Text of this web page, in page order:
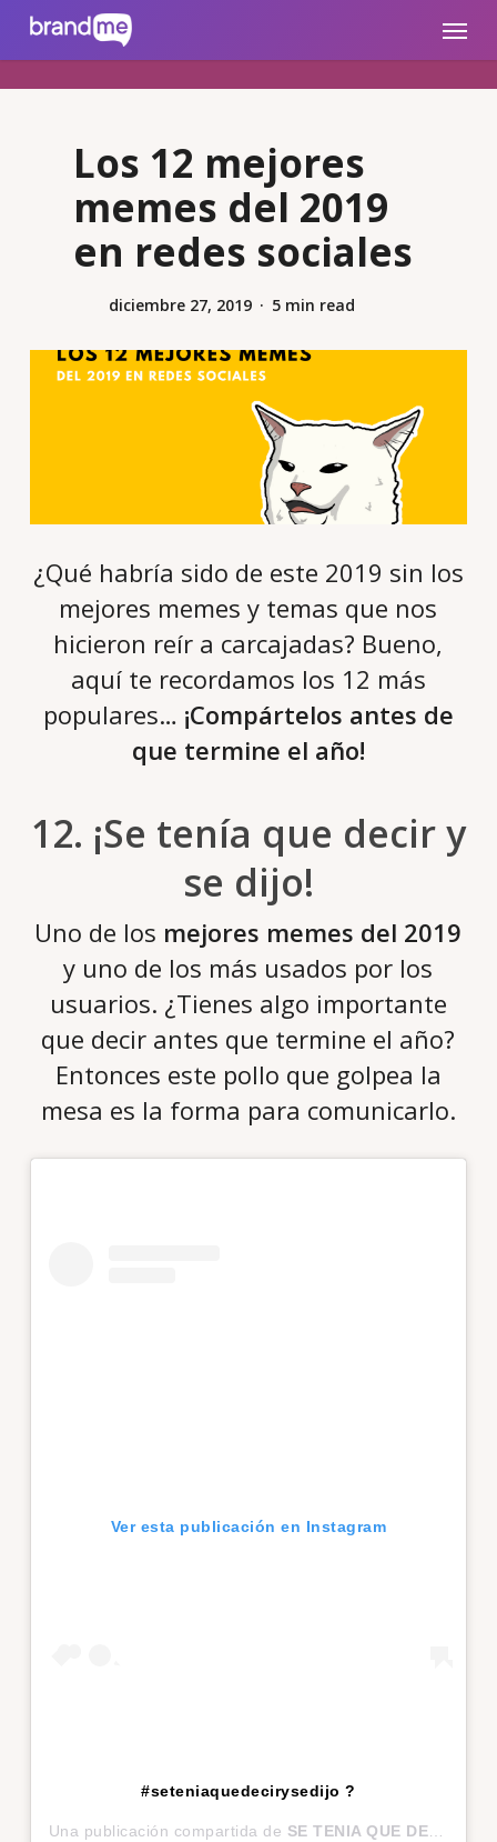
brandme.la Menu
Los 12 mejores
memes del 2019
en redes sociales
diciembre 27, 2019 5 min read
¿Qué habría sido de este 2019 sin los
mejores memes y temas que nos
hicieron reír a carcajadas? Bueno,
aquí te recordamos los 12 más
populares… ¡Compártelos antes de
que termine el año!
12. ¡Se tenía que decir y
se dijo!
Uno de los mejores memes del 2019
y uno de los más usados por los
usuarios. ¿Tienes algo importante
que decir antes que termine el año?
Entonces este pollo que golpea la
mesa es la forma para comunicarlo.
Ver esta publicación en Instagram
#seteniaquedecirysedijo ?
Una publicación compartida de SE TENIA QUE DECIR Y SE DIJO ?